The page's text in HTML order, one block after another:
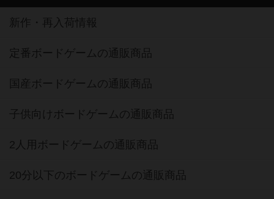
新作・再入荷情報
定番ボードゲームの通販商品
国産ボードゲームの通販商品
子供向けボードゲームの通販商品
2人用ボードゲームの通販商品
20分以下のボードゲームの通販商品